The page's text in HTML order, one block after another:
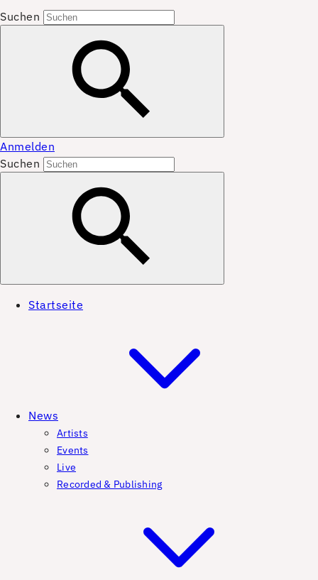
Suchen
Anmelden
Suchen
Startseite
News
Artists
Events
Live
Recorded & Publishing